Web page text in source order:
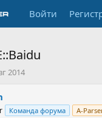
Войти
2014
Команда форума A-